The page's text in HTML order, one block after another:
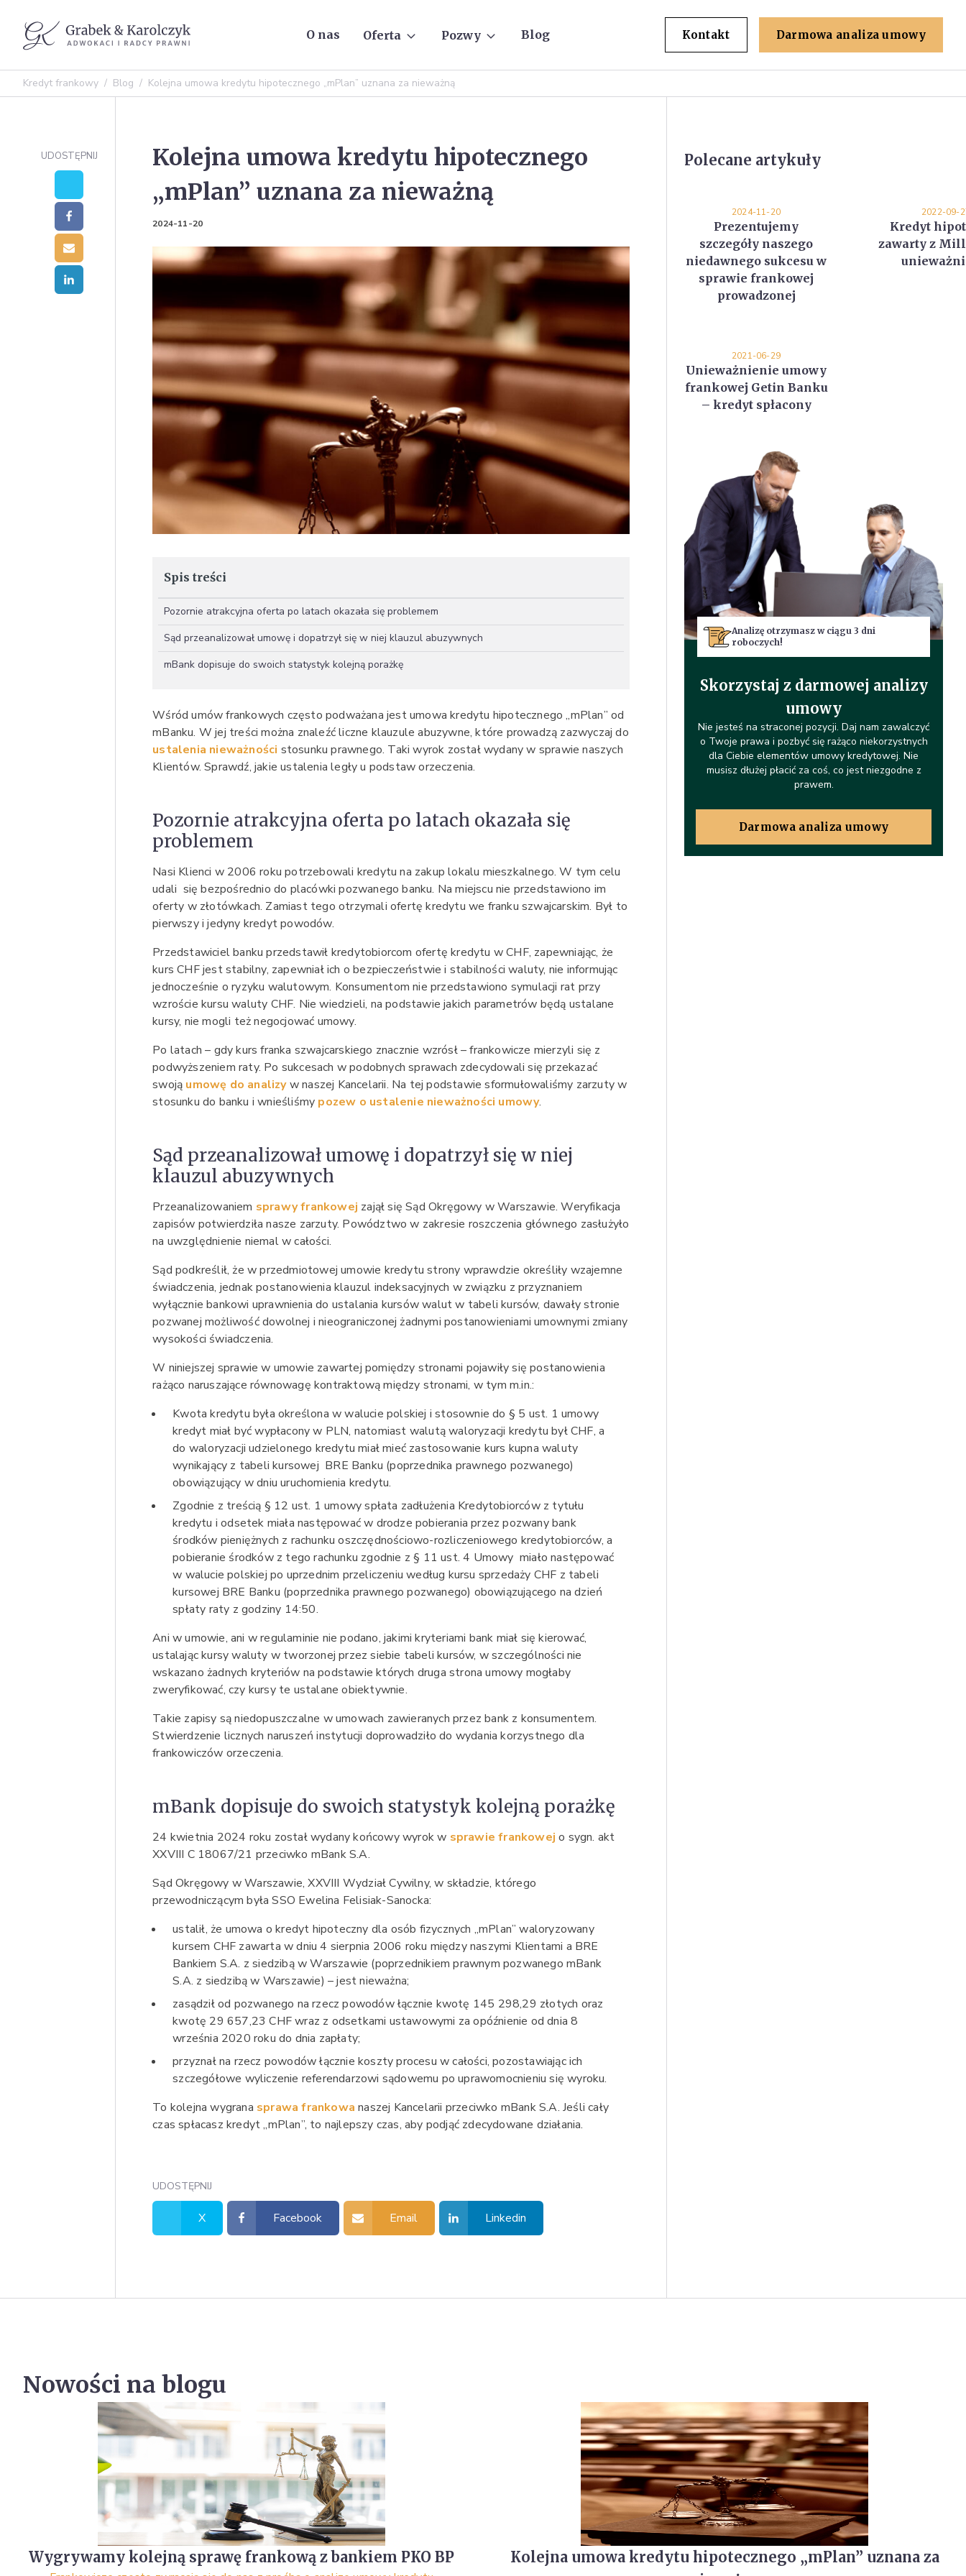
O nas Oferta Pozwy Blog Kontakt Darmowa analiza umowy
Kredyt frankowy / Blog / Kolejna umowa kredytu hipotecznego „mPlan” uznana za nieważną
UDOSTĘPNIJ
Kolejna umowa kredytu hipotecznego
„mPlan” uznana za nieważną
2024-11-20
Spis treści
Pozornie atrakcyjna oferta po latach okazała się problemem
Sąd przeanalizował umowę i dopatrzył się w niej klauzul abuzywnych
mBank dopisuje do swoich statystyk kolejną porażkę
Wśród umów frankowych często podważana jest umowa kredytu hipotecznego „mPlan” od
mBanku. W jej treści można znaleźć liczne klauzule abuzywne, które prowadzą zazwyczaj do
ustalenia nieważności stosunku prawnego. Taki wyrok został wydany w sprawie naszych
Klientów. Sprawdź, jakie ustalenia legły u podstaw orzeczenia.
Pozornie atrakcyjna oferta po latach okazała się
problemem
Nasi Klienci w 2006 roku potrzebowali kredytu na zakup lokalu mieszkalnego. W tym celu
udali się bezpośrednio do placówki pozwanego banku. Na miejscu nie przedstawiono im
oferty w złotówkach. Zamiast tego otrzymali ofertę kredytu we franku szwajcarskim. Był to
pierwszy i jedyny kredyt powodów.
Przedstawiciel banku przedstawił kredytobiorcom ofertę kredytu w CHF, zapewniając, że
kurs CHF jest stabilny, zapewniał ich o bezpieczeństwie i stabilności waluty, nie informując
jednocześnie o ryzyku walutowym. Konsumentom nie przedstawiono symulacji rat przy
wzroście kursu waluty CHF. Nie wiedzieli, na podstawie jakich parametrów będą ustalane
kursy, nie mogli też negocjować umowy.
Po latach – gdy kurs franka szwajcarskiego znacznie wzrósł – frankowicze mierzyli się z
podwyższeniem raty. Po sukcesach w podobnych sprawach zdecydowali się przekazać
swoją umowę do analizyw naszej Kancelarii. Na tej podstawie sformułowaliśmy zarzuty w
stosunku do banku i wnieśliśmy pozew o ustalenie nieważności umowy.
Sąd przeanalizował umowę i dopatrzył się w niej
klauzul abuzywnych
Przeanalizowaniem sprawy frankowej zajął się Sąd Okręgowy w Warszawie. Weryfikacja
zapisów potwierdziła nasze zarzuty. Powództwo w zakresie roszczenia głównego zasłużyło
na uwzględnienie niemal w całości.
Sąd podkreślił, że w przedmiotowej umowie kredytu strony wprawdzie określiły wzajemne
świadczenia, jednak postanowienia klauzul indeksacyjnych w związku z przyznaniem
wyłącznie bankowi uprawnienia do ustalania kursów walut w tabeli kursów, dawały stronie
pozwanej możliwość dowolnej i nieograniczonej żadnymi postanowieniami umownymi zmiany
wysokości świadczenia.
W niniejszej sprawie w umowie zawartej pomiędzy stronami pojawiły się postanowienia
rażąco naruszające równowagę kontraktową między stronami, w tym m.in.:
Kwota kredytu była określona w walucie polskiej i stosownie do § 5 ust. 1 umowy
kredyt miał być wypłacony w PLN, natomiast walutą waloryzacji kredytu był CHF, a
do waloryzacji udzielonego kredytu miał mieć zastosowanie kurs kupna waluty
wynikający z tabeli kursowej BRE Banku (poprzednika prawnego pozwanego)
obowiązujący w dniu uruchomienia kredytu.
Zgodnie z treścią § 12 ust. 1 umowy spłata zadłużenia Kredytobiorców z tytułu
kredytu i odsetek miała następować w drodze pobierania przez pozwany bank
środków pieniężnych z rachunku oszczędnościowo-rozliczeniowego kredytobiorców, a
pobieranie środków z tego rachunku zgodnie z § 11 ust. 4 Umowy miało następować
w walucie polskiej po uprzednim przeliczeniu według kursu sprzedaży CHF z tabeli
kursowej BRE Banku (poprzednika prawnego pozwanego) obowiązującego na dzień
spłaty raty z godziny 14:50.
Ani w umowie, ani w regulaminie nie podano, jakimi kryteriami bank miał się kierować,
ustalając kursy waluty w tworzonej przez siebie tabeli kursów, w szczególności nie
wskazano żadnych kryteriów na podstawie których druga strona umowy mogłaby
zweryfikować, czy kursy te ustalane obiektywnie.
Takie zapisy są niedopuszczalne w umowach zawieranych przez bank z konsumentem.
Stwierdzenie licznych naruszeń instytucji doprowadziło do wydania korzystnego dla
frankowiczów orzeczenia.
mBank dopisuje do swoich statystyk kolejną porażkę
24 kwietnia 2024 roku został wydany końcowy wyrok w sprawie frankowej o sygn. akt
XXVIII C 18067/21 przeciwko mBank S.A.
Sąd Okręgowy w Warszawie, XXVIII Wydział Cywilny, w składzie, którego
przewodniczącym była SSO Ewelina Felisiak-Sanocka:
ustalił, że umowa o kredyt hipoteczny dla osób fizycznych „mPlan” waloryzowany
kursem CHF zawarta w dniu 4 sierpnia 2006 roku między naszymi Klientami a BRE
Bankiem S.A. z siedzibą w Warszawie (poprzednikiem prawnym pozwanego mBank
S.A. z siedzibą w Warszawie) – jest nieważna;
zasądził od pozwanego na rzecz powodów łącznie kwotę 145 298,29 złotych oraz
kwotę 29 657,23 CHF wraz z odsetkami ustawowymi za opóźnienie od dnia 8
września 2020 roku do dnia zapłaty;
przyznał na rzecz powodów łącznie koszty procesu w całości, pozostawiając ich
szczegółowe wyliczenie referendarzowi sądowemu po uprawomocnieniu się wyroku.
To kolejna wygrana sprawa frankowa naszej Kancelarii przeciwko mBank S.A. Jeśli cały
czas spłacasz kredyt „mPlan”, to najlepszy czas, aby podjąć zdecydowane działania.
UDOSTĘPNIJ
X Facebook Email Linkedin
Polecane artykuły
2024-11-20
Prezentujemy
szczegóły naszego
niedawnego sukcesu w
sprawie frankowej
prowadzonej
2022-09-
Kredyt
zawarty z
2021-06-29
Unieważnienie umowy
frankowej Getin Banku
– kredyt spłacony
Analizę otrzymasz w ciągu 3 dni
roboczych!
Skorzystaj z darmowej analizy
umowy
Nie jesteś na straconej pozycji. Daj nam zawalczyć
o Twoje prawa i pozbyć się rażąco niekorzystnych
dla Ciebie elementów umowy kredytowej. Nie
musisz dłużej płacić za coś, co jest niezgodne z
prawem.
Darmowa analiza umowy
Nowości na blogu
Wygrywamy kolejną sprawę frankową z bankiem PKO BP
Kolejna umowa kredytu hipotecznego „mPlan” uznana za